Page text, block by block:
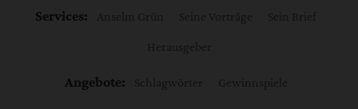
Services:
Angebote: